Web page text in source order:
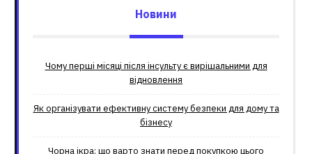
Новини
Чому перші місяці після інсульту є вирішальними для
відновлення
Як організувати ефективну систему безпеки для дому та
бізнесу
Чорна ікра: що варто знати перед покупкою цього